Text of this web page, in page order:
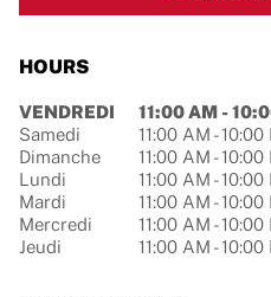
HOURS
Jour de la semaineHours
VENDREDI 11:00 AM -
Samedi
11:00 AM -10:00
Dimanche
11:00 AM -10:00
Lundi
11:00 AM -10:00
Mardi
11:00 AM -10:00
Mercredi
11:00 AM -10:00
Jeudi
11:00 AM -10:00